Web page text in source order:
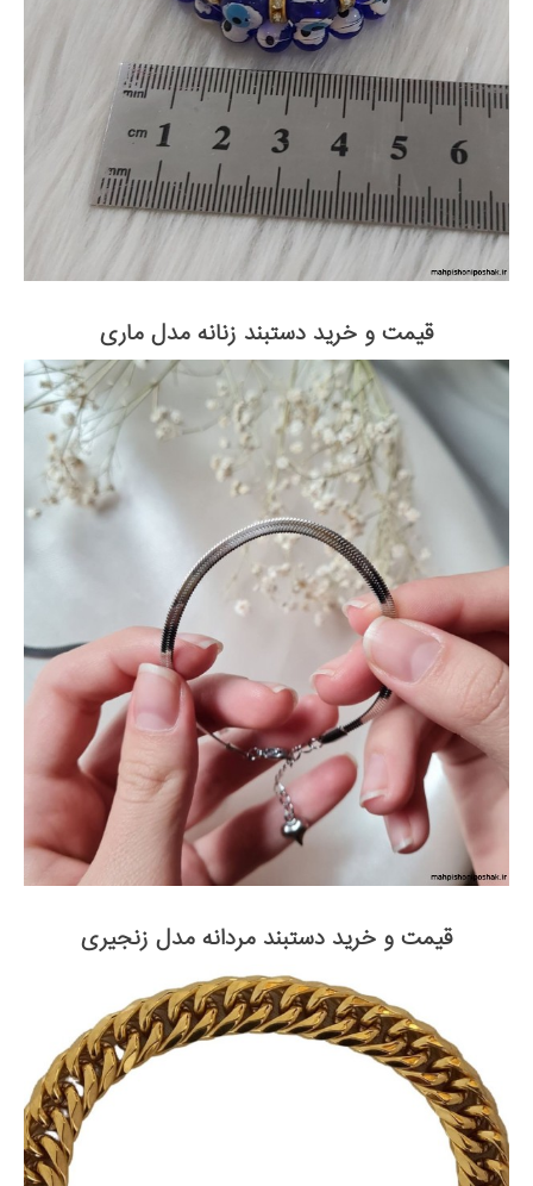
قیمت و خرید دستبند زنانه مدل ماری
قیمت و خرید دستبند مردانه مدل زنجیری